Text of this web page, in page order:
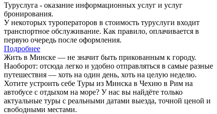
Туруслуга - оказание информационных услуг и услуг
бронирования.
У некоторых туроператоров в стоимость туруслуги входит
транспортное обслуживание. Как правило, оплачивается в
первую очередь после оформления.
Подробнее
Жить в Минске — не значит быть прикованным к городу.
Наоборот: отсюда легко и удобно отправляться в самые разные
путешествия — хоть на один день, хоть на целую неделю.
Хотите устроить себе Туры из Минска в Чехию в Рим на
автобусе с отдыхом на море? У нас вы найдёте только
актуальные туры с реальными датами выезда, точной ценой и
свободными местами.